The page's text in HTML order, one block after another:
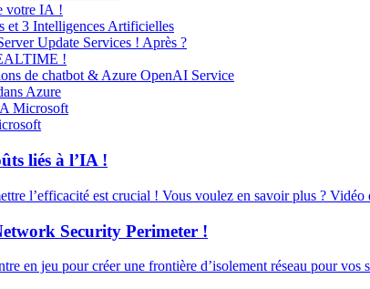
votre IA !
et 3 Intelligences Artificielles
Update Services ! Après ?
!
de chatbot & Azure OpenAI Service
Azure
Microsoft
liés à l’IA !
l’efficacité est crucial ! Vous voulez en savoir plus ?
Security Perimeter !
en jeu pour créer une frontière d’isolement réseau pour